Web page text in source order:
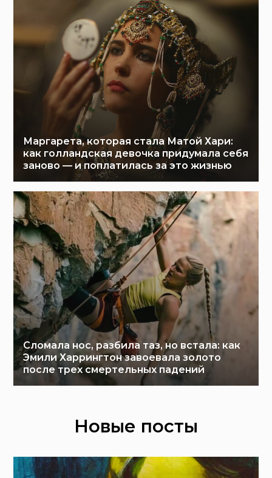
Маргарета, которая стала Матой Хари:
как голландская девочка придумала себя
заново — и поплатилась за это жизнью
Сломала нос, разбила таз, но встала: как
Эмили Харрингтон завоевала золото
после трех смертельных падений
Новые посты